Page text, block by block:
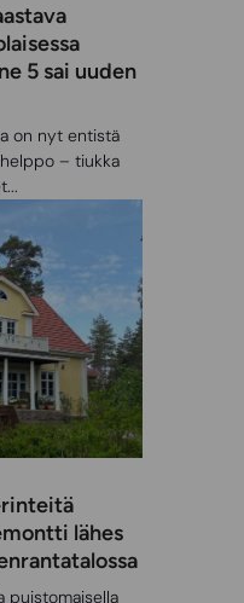
5 sai uuden
on nyt entistä
– tiukka
lähes
puistomaisella